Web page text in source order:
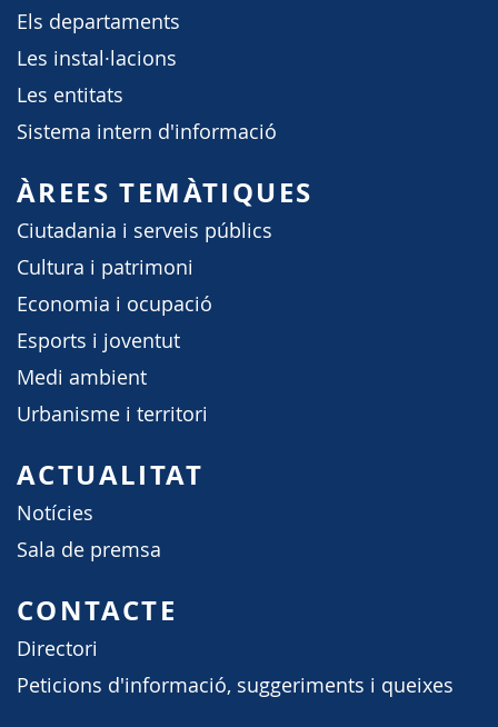
Els departaments
Les instal·lacions
Les entitats
Sistema intern d'informació
ÀREES TEMÀTIQUES
Ciutadania i serveis públics
Cultura i patrimoni
Economia i ocupació
Esports i joventut
Medi ambient
Urbanisme i territori
ACTUALITAT
Notícies
Sala de premsa
CONTACTE
Directori
Peticions d'informació, suggeriments i queixes